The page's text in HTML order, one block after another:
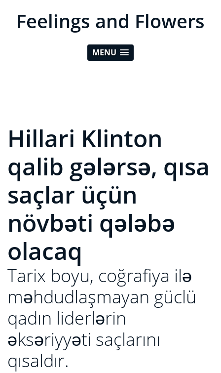
Feelings and Flowers
MENU
Hillari Klinton
qalib gələrsə, qısa
saçlar üçün
növbəti qələbə
olacaq
Tarix boyu, coğrafiya ilə
məhdudlaşmayan güclü
qadın liderlərin
əksəriyyəti saçlarını
qısaldır.